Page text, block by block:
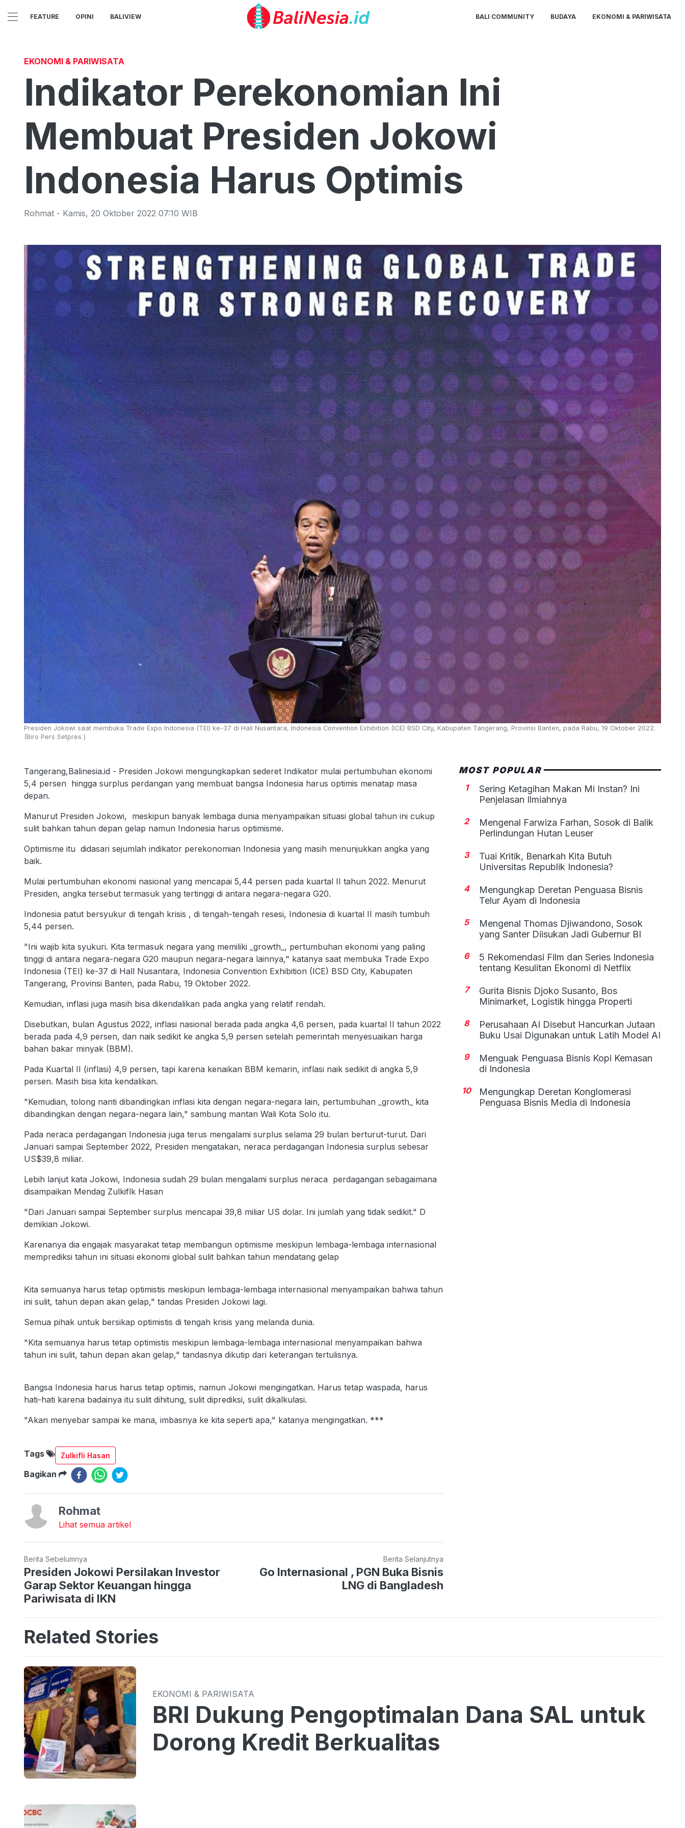
FEATURE OPINI BALIVIEW BALI COMMUNITY BUDAYA EKONOMI & PARIWISATA
EKONOMI & PARIWISATA
Indikator Perekonomian Ini
Membuat Presiden Jokowi
Indonesia Harus Optimis
Rohmat - Kamis, 20 Oktober 2022 07:10 WIB
Presiden Jokowi saat membuka Trade Expo Indonesia (TEI) ke-37 di Hall Nusantara, Indonesia Convention Exhibition (ICE) BSD City, Kabupaten Tangerang, Provinsi Banten, pada Rabu, 19 Oktober 2022.
(Biro Pers Setpres )
Tangerang,Balinesia.id - Presiden Jokowi mengungkapkan sederet Indikator mulai pertumbuhan ekonomi
5,4 persen hingga surplus perdangan yang membuat bangsa Indonesia harus optimis menatap masa
depan.
Manurut Presiden Jokowi, meskipun banyak lembaga dunia menyampaikan situasi global tahun ini cukup
sulit bahkan tahun depan gelap namun Indonesia harus optimisme.
Optimisme itu didasari sejumlah indikator perekonomian Indonesia yang masih menunjukkan angka yang
baik.
Mulai pertumbuhan ekonomi nasional yang mencapai 5,44 persen pada kuartal II tahun 2022. Menurut
Presiden, angka tersebut termasuk yang tertinggi di antara negara-negara G20.
Indonesia patut bersyukur di tengah krisis , di tengah-tengah resesi, Indonesia di kuartal II masih tumbuh
5,44 persen.
"Ini wajib kita syukuri. Kita termasuk negara yang memiliki _growth_, pertumbuhan ekonomi yang paling
tinggi di antara negara-negara G20 maupun negara-negara lainnya," katanya saat membuka Trade Expo
Indonesia (TEI) ke-37 di Hall Nusantara, Indonesia Convention Exhibition (ICE) BSD City, Kabupaten
Tangerang, Provinsi Banten, pada Rabu, 19 Oktober 2022.
Kemudian, inflasi juga masih bisa dikendalikan pada angka yang relatif rendah.
Disebutkan, bulan Agustus 2022, inflasi nasional berada pada angka 4,6 persen, pada kuartal II tahun 2022
berada pada 4,9 persen, dan naik sedikit ke angka 5,9 persen setelah pemerintah menyesuaikan harga
bahan bakar minyak (BBM).
Pada Kuartal II (inflasi) 4,9 persen, tapi karena kenaikan BBM kemarin, inflasi naik sedikit di angka 5,9
persen. Masih bisa kita kendalikan.
"Kemudian, tolong nanti dibandingkan inflasi kita dengan negara-negara lain, pertumbuhan _growth_ kita
dibandingkan dengan negara-negara lain," sambung mantan Wali Kota Solo itu.
Pada neraca perdagangan Indonesia juga terus mengalami surplus selama 29 bulan berturut-turut. Dari
Januari sampai September 2022, Presiden mengatakan, neraca perdagangan Indonesia surplus sebesar
US$39,8 miliar.
Lebih lanjut kata Jokowi, Indonesia sudah 29 bulan mengalami surplus neraca perdagangan sebagaimana
disampaikan Mendag Zulkiflk Hasan
"Dari Januari sampai September surplus mencapai 39,8 miliar US dolar. Ini jumlah yang tidak sedikit." D
demikian Jokowi.
Karenanya dia engajak masyarakat tetap membangun optimisme meskipun lembaga-lembaga internasional
memprediksi tahun ini situasi ekonomi global sulit bahkan tahun mendatang gelap
Kita semuanya harus tetap optimistis meskipun lembaga-lembaga internasional menyampaikan bahwa tahun
ini sulit, tahun depan akan gelap," tandas Presiden Jokowi lagi.
Semua pihak untuk bersikap optimistis di tengah krisis yang melanda dunia.
"Kita semuanya harus tetap optimistis meskipun lembaga-lembaga internasional menyampaikan bahwa
tahun ini sulit, tahun depan akan gelap," tandasnya dikutip dari keterangan tertulisnya.
Bangsa Indonesia harus harus tetap optimis, namun Jokowi mengingatkan. Harus tetap waspada, harus
hati-hati karena badainya itu sulit dihitung, sulit diprediksi, sulit dikalkulasi.
"Akan menyebar sampai ke mana, imbasnya ke kita seperti apa," katanya mengingatkan. ***
Tags Zulkifli Hasan
Bagikan
Rohmat
Lihat semua artikel
Berita Sebelumnya
Presiden Jokowi Persilakan Investor
Garap Sektor Keuangan hingga
Pariwisata di IKN
Berita Selanjutnya
Go Internasional , PGN Buka Bisnis
LNG di Bangladesh
MOST POPULAR
1
Sering Ketagihan Makan Mi Instan? Ini
Penjelasan Ilmiahnya
2
Mengenal Farwiza Farhan, Sosok di Balik
Perlindungan Hutan Leuser
3
Tuai Kritik, Benarkah Kita Butuh
Universitas Republik Indonesia?
4
Mengungkap Deretan Penguasa Bisnis
Telur Ayam di Indonesia
5
Mengenal Thomas Djiwandono, Sosok
yang Santer Diisukan Jadi Gubernur BI
6
5 Rekomendasi Film dan Series Indonesia
tentang Kesulitan Ekonomi di Netflix
7
Gurita Bisnis Djoko Susanto, Bos
Minimarket, Logistik hingga Properti
8
Perusahaan AI Disebut Hancurkan Jutaan
Buku Usai Digunakan untuk Latih Model AI
9
Menguak Penguasa Bisnis Kopi Kemasan
di Indonesia
10
Mengungkap Deretan Konglomerasi
Penguasa Bisnis Media di Indonesia
Related Stories
EKONOMI & PARIWISATA
BRI Dukung Pengoptimalan Dana SAL untuk
Dorong Kredit Berkualitas